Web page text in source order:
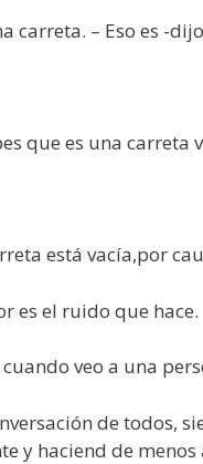
carreta. – Eso es -
que es una carreta
está vacía,por
es el ruido que hace.
veo a una
de todos,
y haciend de menos